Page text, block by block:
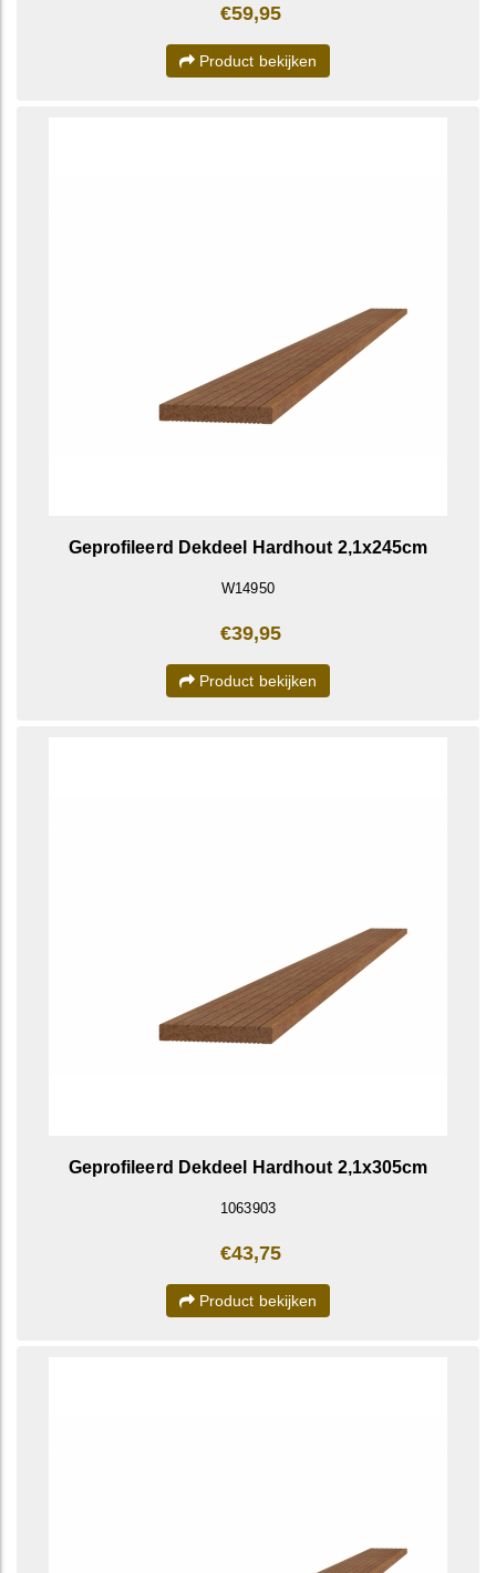
€59,95
Product bekijken
Geprofileerd Dekdeel Hardhout 2,1x245cm
W14950
€39,95
Product bekijken
Geprofileerd Dekdeel Hardhout 2,1x305cm
1063903
€43,75
Product bekijken